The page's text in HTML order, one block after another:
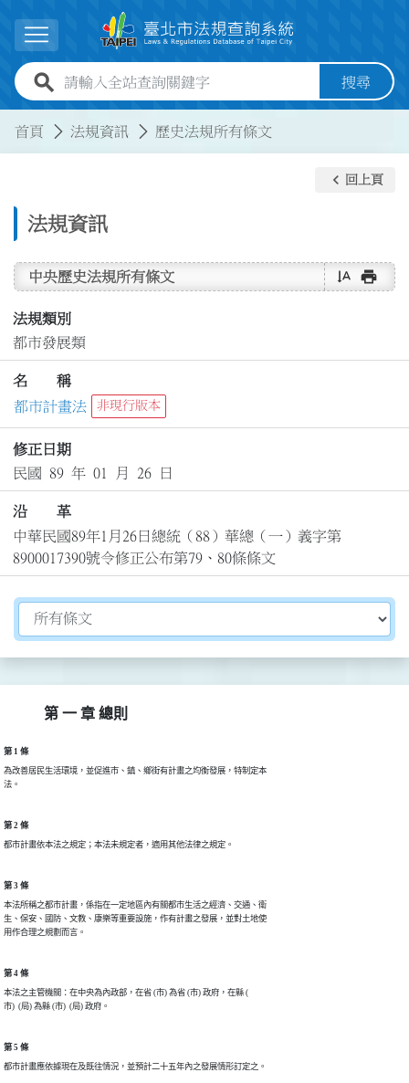
展開選單
全站查詢關鍵字欄位 搜尋
首頁 法規資訊 歷史法規所有條文
法規資訊
keyboard_arrow_left 回上頁
中央歷史法規所有條文 text_rotate_vertical print
法規類別
都市發展類
名 稱
都市計畫法
非現行版本
修正日期
民國 89 年 01 月 26 日
沿 革
中華民國89年1月26日總統（88）華總（一）義字第
8900017390號令修正公布第79、80條條文
切換選擇法規資訊內容
第 一 章 總則
第 1 條
為改善居民生活環境，並促進市、鎮、鄉街有計畫之均衡發展，特制定本
第 2 條
第 3 條
本法所稱之都市計畫，係指在一定地區內有關都市生活之經濟、交通、衛
生、保安、國防、文教、康樂等重要設施，作有計畫之發展，並對土地使
第 4 條
本法之主管機關：在中央為內政部，在省 (市) 為省 (市) 政府，在縣 (
第 5 條